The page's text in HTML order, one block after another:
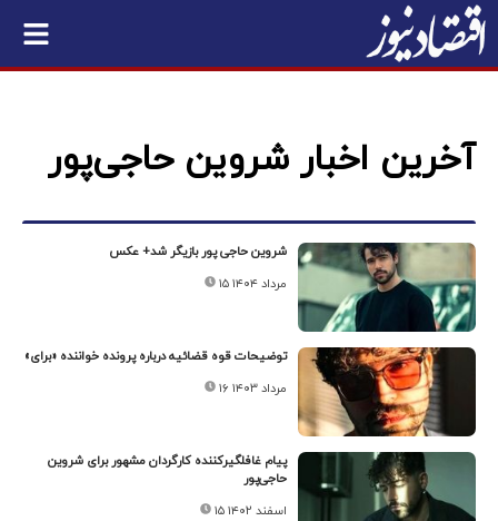
آخرین اخبار شروین حاجی‌پور
شروین حاجی پور بازیگر شد+ عکس
۱۵ مرداد ۱۴۰۴
توضیحات قوه قضائیه درباره پرونده خواننده «برای»
۱۶ مرداد ۱۴۰۳
پیام غافلگیرکننده کارگردان مشهور برای شروین
حاجی‌پور
۱۵ اسفند ۱۴۰۲